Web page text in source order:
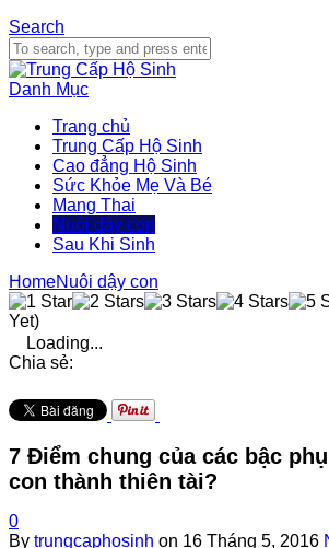
Search
Danh Mục
Trang chủ
Trung Cấp Hộ Sinh
Cao đẳng Hộ Sinh
Sức Khỏe Mẹ Và Bé
Mang Thai
Nuôi dậy con
Sau Khi Sinh
HomeNuôi dậy con
Yet)
Loading...
Chia sẻ:
7 Điểm chung của các bậc
con thành thiên tài?
0
By trungcaphosinh on 16 Tháng 5, 2016